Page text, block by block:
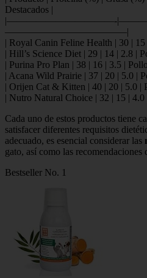
Destacados |
|———————————-
————————————–|
| Royal Canin Feline Health | 30 |
| Hill’s Science Diet | 29 | 14 | 2.8 |
| Purina Pro Plan | 38 | 16 | 3.5 |
| Acana Wild Prairie | 37 | 20 | 5.0 |
| Orijen Cat & Kitten | 40 | 20 | 5.0 |
| Nutro Natural Choice | 32 | 15 | 4.0
Cada uno de estos productos tiene
satisfacer diferentes requisitos
adecuado, es esencial considerar las
gato, así como las recomendaciones
Bestseller No. 1